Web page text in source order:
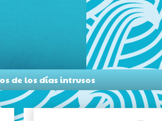
de los días intrusos